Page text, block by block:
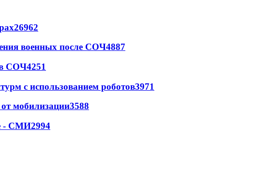
26962
военных после СОЧ4887
СОЧ4251
с использованием роботов3971
мобилизации3588
- СМИ2994